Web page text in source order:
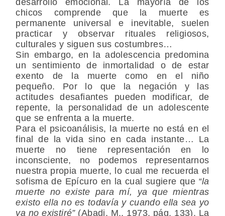
chicos comprende que la muerte es
permanente universal e inevitable, suelen
practicar y observar rituales religiosos,
culturales y siguen sus costumbres…
Sin embargo, en la adolescencia predomina
un sentimiento de inmortalidad o de estar
exento de la muerte como en el niño
pequeño. Por lo que la negación y las
actitudes desafiantes pueden modificar, de
repente, la personalidad de un adolescente
que se enfrenta a la muerte.
Para el psicoanálisis, la muerte no está en el
final de la vida sino en cada instante… La
muerte no tiene representación en lo
inconsciente, no podemos representarnos
nuestra propia muerte, lo cual me recuerda el
sofisma de Epícuro en la cual sugiere que “la
muerte no existe para mí, ya que mientras
existo ella no es todavía y cuando ella sea yo
ya no existiré”(Abadi, M., 1973, pág. 133). La